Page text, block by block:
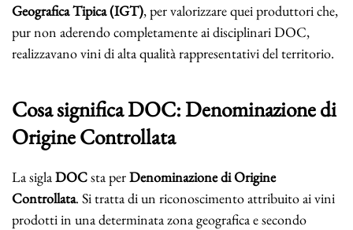
Geografica Tipica (IGT), per valorizzare quei produttori che,
pur non aderendo completamente ai disciplinari DOC,
realizzavano vini di alta qualità rappresentativi del territorio.
Cosa significa DOC: Denominazione di
Origine Controllata
La siglaDOCsta perDenominazione di Origine
Controllata. Si tratta di un riconoscimento attribuito ai vini
prodotti in una determinata zona geografica e secondo